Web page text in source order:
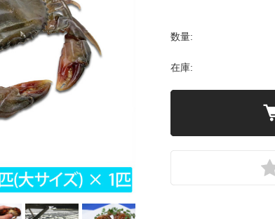
数量:
在庫: